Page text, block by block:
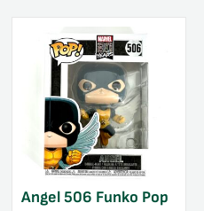
Angel 506 Funko Pop